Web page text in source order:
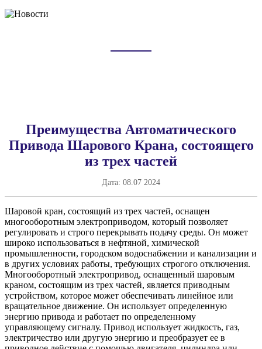
Преимущества Автоматического
Привода Шарового Крана, состоящего
из трех частей
Дата: 08.07 2024
Шаровой кран, состоящий из трех частей, оснащен
многооборотным электроприводом, который позволяет
регулировать и строго перекрывать подачу среды. Он может
широко использоваться в нефтяной, химической
промышленности, городском водоснабжении и канализации и
в других условиях работы, требующих строгого отключения.
Многооборотный электропривод, оснащенный шаровым
краном, состоящим из трех частей, является приводным
устройством, которое может обеспечивать линейное или
вращательное движение. Он использует определенную
энергию привода и работает по определенному
управляющему сигналу. Привод использует жидкость, газ,
электричество или другую энергию и преобразует ее в